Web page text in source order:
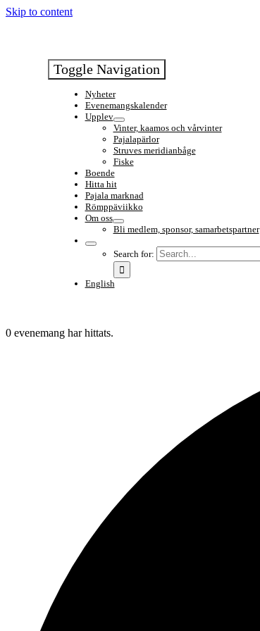
Skip to content
Toggle Navigation
Nyheter
Evenemangskalender
Upplev
Vinter, kaamos och vårvinter
Pajalapärlor
Struves meridianbåge
Fiske
Boende
Hitta hit
Pajala marknad
Römppäviikko
Om oss
Bli medlem, sponsor, samarbetspartner
Search for:
English
0 evenemang har hittats.